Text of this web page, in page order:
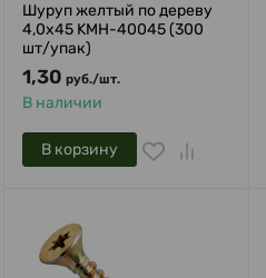
Шуруп желтый по дереву
4,0х45 KMH-40045 (300
шт/упак)
1,30 руб./шт.
В наличии
В корзину